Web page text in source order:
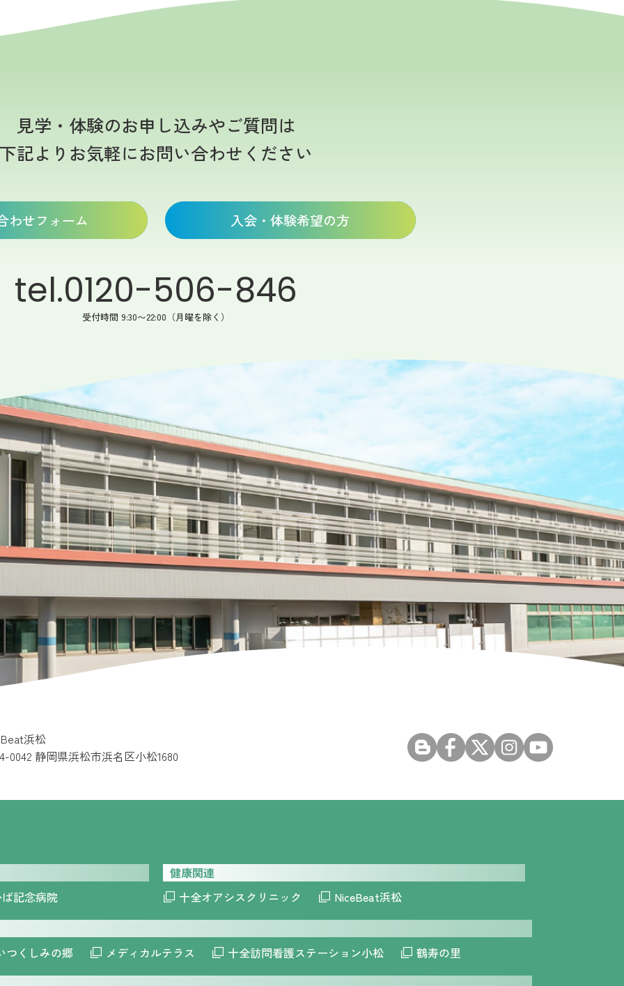
見学・体験のお申し込みやご質問は
下記よりお気軽にお問い合わせください
わせフォーム 入会・体験希望の方
tel.0120-506-846
受付時間 9:30〜22:00（月曜を除く）
浜松
0042 静岡県浜松市浜名区小松1680
記念病院
健康関連
十全オアシスクリニック
NiceBeat浜松
つくしみの郷 メディカルテラス 十全訪問看護ステーション小松 鶴寿の里